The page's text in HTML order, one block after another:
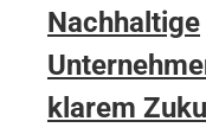
Nachhaltige
klarem